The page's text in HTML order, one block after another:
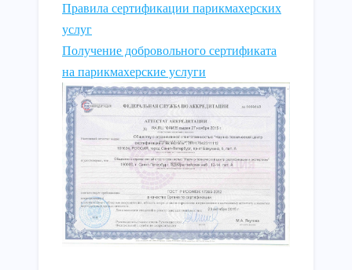
Правила сертификации парикмахерских
услуг
Получение добровольного сертификата
на парикмахерские услуги